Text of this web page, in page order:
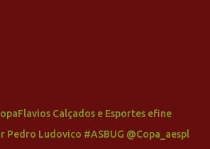
Calçados e Esportes efine
Pedro Ludovico #ASBUG @Copa_aespl